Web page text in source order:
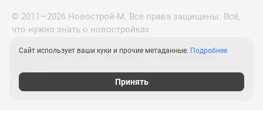
© 2011—2026 Новострой-М. Все права защищены. Всё,
что нужно знать о новостройках
Новостройки Санкт-Петербурга и Ленинградской
Сайт использует ваши куки и прочие метаданные. Подробнее
Принять